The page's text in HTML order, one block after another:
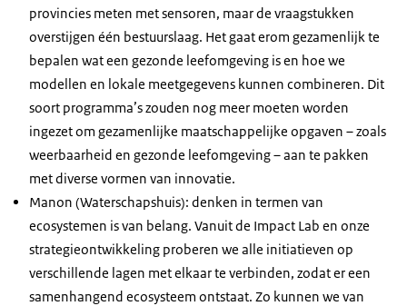
provincies meten met sensoren, maar de vraagstukken
overstijgen één bestuurslaag. Het gaat erom gezamenlijk te
bepalen wat een gezonde leefomgeving is en hoe we
modellen en lokale meetgegevens kunnen combineren. Dit
soort programma’s zouden nog meer moeten worden
ingezet om gezamenlijke maatschappelijke opgaven – zoals
weerbaarheid en gezonde leefomgeving – aan te pakken
met diverse vormen van innovatie.
Manon (Waterschapshuis): denken in termen van
ecosystemen is van belang. Vanuit de Impact Lab en onze
strategieontwikkeling proberen we alle initiatieven op
verschillende lagen met elkaar te verbinden, zodat er een
samenhangend ecosysteem ontstaat. Zo kunnen we van